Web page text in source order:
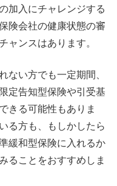
加入にチャレンジする
険会社の健康状態の審
ャンスはあります。
ない方でも一定期間、
定告知型保険や引受基
きる可能性もありま
る方も、もしかしたら
緩和型保険に入れるか
ることをおすすめしま